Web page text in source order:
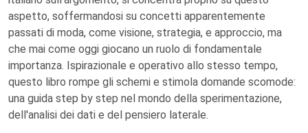
aspetto, soffermandosi su concetti apparentemente
passati di moda, come visione, strategia, e approccio, ma
che mai come oggi giocano un ruolo di fondamentale
importanza. Ispirazionale e operativo allo stesso tempo,
questo libro rompe gli schemi e stimola domande scomode:
una guida step by step nel mondo della sperimentazione,
dell'analisi dei dati e del pensiero laterale.